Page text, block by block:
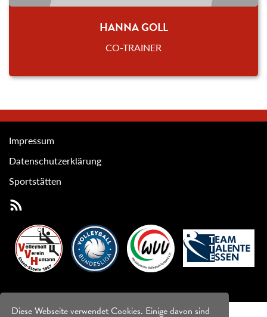
Diese Webseite verwendet Cookies. Einige davon sind
HANNA GOLL
CO-TRAINER
Impressum
Datenschutzerklärung
Sportstätten